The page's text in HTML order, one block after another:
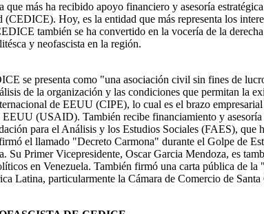
que más ha recibido apoyo financiero y asesoría
Hoy, es la entidad que más representa los
también se ha convertido en la vocería de la
y neofascista en la región.
se presenta como "una asociación civil sin fines de
de la organización y las condiciones que permitan la
de EEUU (CIPE), lo cual es el brazo
(USAID). También recibe financiamiento y
para el Análisis y los Estudios Sociales (FAES),
el llamado "Decreto Carmona" durante el Golpe de
Su Primer Vicepresidente, Oscar Garcia Mendoza, es
en Venezuela. También firmó una carta pública de
Latina, particularmente la Cámara de Comercio de